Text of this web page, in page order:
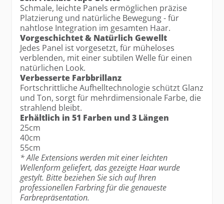
Schmale, leichte Panels ermöglichen präzise
Platzierung und natürliche Bewegung - für
nahtlose Integration im gesamten Haar.
Vorgeschichtet & Natürlich Gewellt
Jedes Panel ist vorgesetzt, für müheloses
verblenden, mit einer subtilen Welle für einen
natürlichen Look.
Verbesserte Farbbrillanz
Fortschrittliche Aufhelltechnologie schützt Glanz
und Ton, sorgt für mehrdimensionale Farbe, die
strahlend bleibt.
Erhältlich in 51 Farben und 3 Längen
25cm
40cm
55cm
* Alle Extensions werden mit einer leichten
Wellenform geliefert, das gezeigte Haar wurde
gestylt. Bitte beziehen Sie sich auf Ihren
professionellen Farbring für die genaueste
Farbrepräsentation.